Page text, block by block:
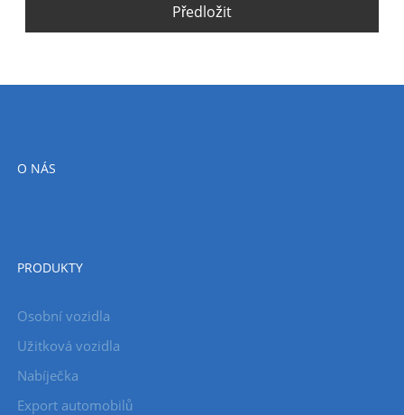
Předložit
O NÁS
PRODUKTY
Osobní vozidla
Užitková vozidla
Nabíječka
Export automobilů